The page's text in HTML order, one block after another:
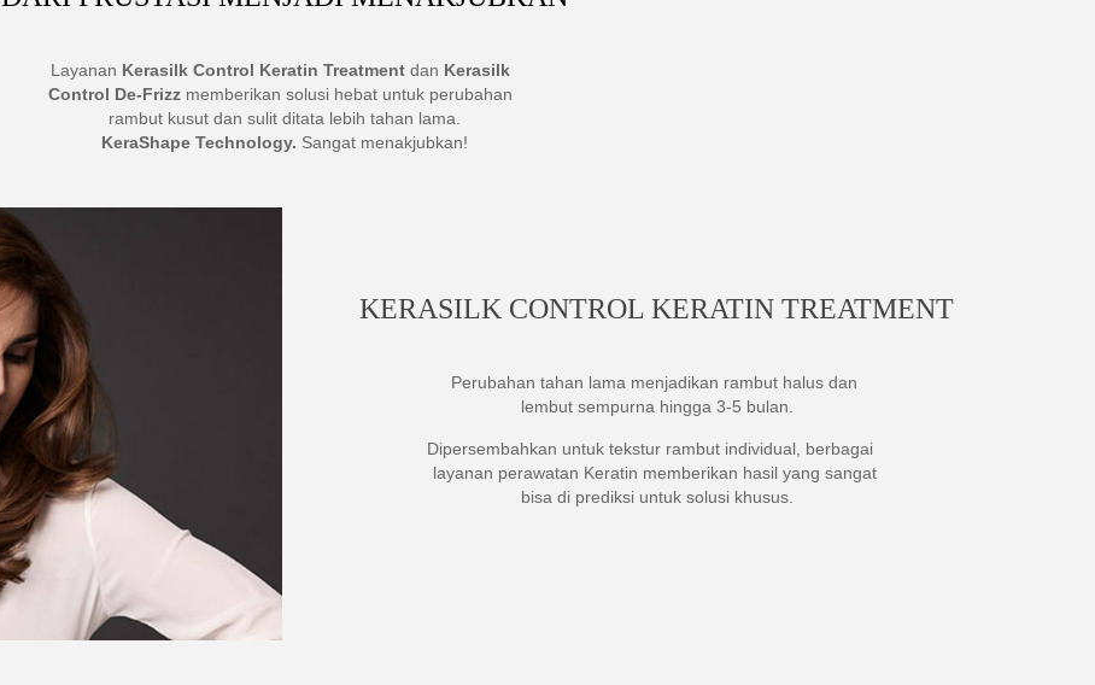
Layanan Kerasilk Control Keratin Treatmentdan Kerasilk
Control De-Frizzmemberikan solusi hebat untuk perubahan
rambut kusut dan sulit ditata lebih tahan lama.
KeraShape Technology. Sangat menakjubkan!
KERASILK CONTROL KERATIN TREATMENT
Perubahan tahan lama menjadikan rambut halus dan
lembut sempurna hingga 3-5 bulan.
Dipersembahkan untuk tekstur rambut individual, berbagai
layanan perawatan Keratin memberikan hasil yang sangat
bisa di prediksi untuk solusi khusus.